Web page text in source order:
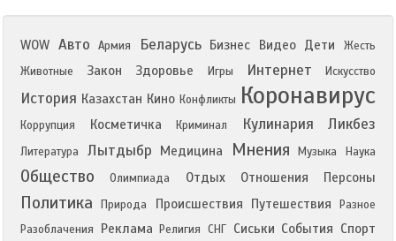
WOW Авто Армия Беларусь Бизнес Видео Дети
Жесть
Животные
Закон Здоровье Игры Интернет Искусство
История Казахстан Кино Конфликты Коронавирус
Коррупция Косметичка Криминал Кулинария Ликбез
Литература Лытдыбр Медицина Мнения Музыка Наука
Общество Олимпиада Отдых Отношения Персоны
Политика Природа Происшествия Путешествия
Разное
Разоблачения
Реклама Религия СНГ Сиськи События Спорт